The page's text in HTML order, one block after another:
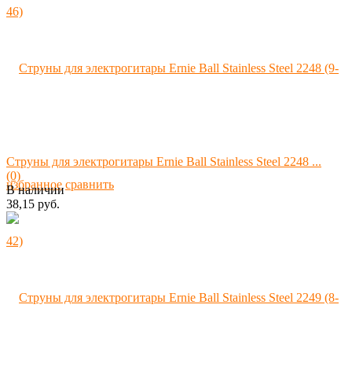
избранное сравнить
Струны для электрогитары Ernie Ball Stainless Steel 2248 ...
(0)
В наличии
38,15 руб.